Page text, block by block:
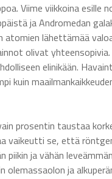
Viime viikkoina
ja Andromedan
lähettämää
olivat yhteensopivia.
elinikään.
kuin
prosentin taustaa
vaikeutti se, että
ja vähän
ja